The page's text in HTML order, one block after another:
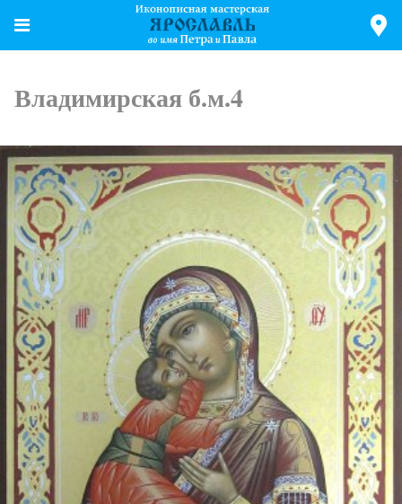
Владимирская б.м.4